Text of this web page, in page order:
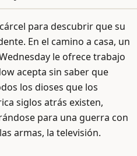
para descubrir que su
En el camino a casa, un
le ofrece trabajo
acepta sin saber que
los dioses que los
siglos atrás existen,
para una guerra con
armas, la televisión.